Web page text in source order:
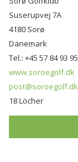
Suserupvej 7A
4180 Sorø
Dänemark
Tel.: +45 57 84 93 95
www.soroegolf.dk
post@soroegolf.dk
18 Löcher